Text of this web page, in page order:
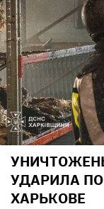
УДАРИЛА
ХАРЬКОВЕ